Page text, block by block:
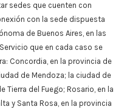
sedes que cuenten con
con la sede dispuesta
de Buenos Aires, en las
que en cada caso se
Concordia, en la provincia de
de Mendoza; la ciudad de
Tierra del Fuego; Rosario, en la
y Santa Rosa, en la provincia